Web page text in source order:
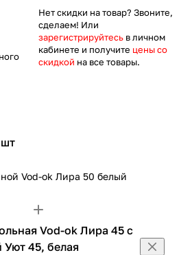
Нет скидки на товар? Звоните,
сделаем! Или
зарегистрируйтесь в личном
кабинете и получите цены со
скидкой на все товары.
Vod-ok Лира 50 белый
Vod-ok Лира 45 с
Уют 45, белая